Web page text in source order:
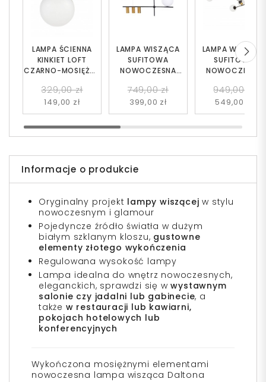
LAMPA ŚCIENNA
KINKIET LOFT
CZARNO-MOSIĘŻNA
329,00 zł
149,00 zł
LAMPA WISZĄCA
SUFITOWA
NOWOCZESNA
949,00 zł
549,00 zł
LAMPA WISZĄCA
SUFITOWA
NOWOCZESNA
749,00 zł
399,00 zł
Informacje o produkcie
Oryginalny projekt lampy wiszącejw stylu
nowoczesnym i glamour
Pojedyncze źródło światła w dużym
białym szklanym kloszu, gustowne
elementy złotego wykończenia
Regulowana wysokość lampy
Lampa idealna do wnętrz nowoczesnych,
eleganckich, sprawdzi się wwystawnym
salonie czy jadalni lub gabinecie, a
także w restauracji lub kawiarni,
pokojach hotelowych lub
konferencyjnych
Wykończona mosiężnymi elementami
nowoczesna lampa wisząca Daltona